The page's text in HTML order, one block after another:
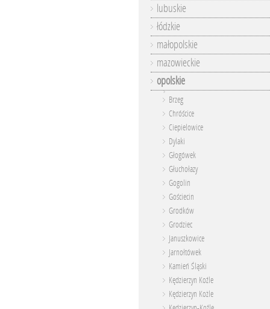
lubuskie
łódzkie
małopolskie
mazowieckie
opolskie
Brzeg
Chróścice
Ciepielowice
Dylaki
Głogówek
Głuchołazy
Gogolin
Gościecin
Grodków
Grodziec
Januszkowice
Jarnołtówek
Kamień Śląski
Kędzierzyn Koźle
Kędzierzyn Kożle